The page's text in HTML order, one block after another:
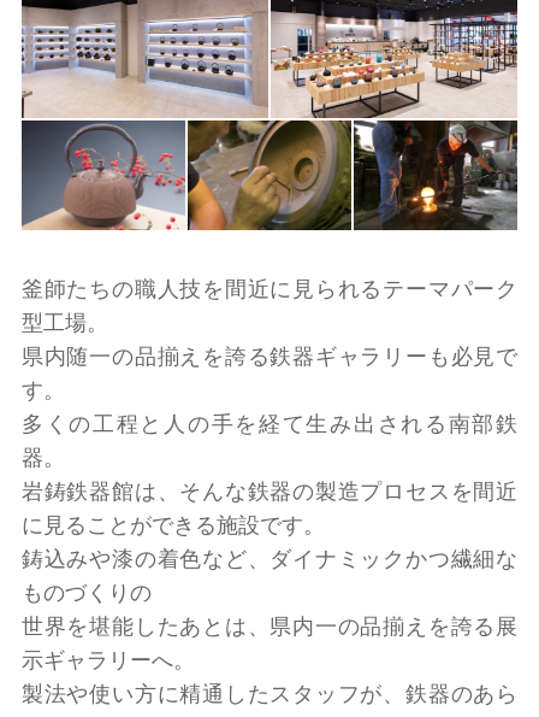
釜師たちの職人技を間近に見られるテーマパーク
型工場。
県内随一の品揃えを誇る鉄器ギャラリーも必見で
す。
多くの工程と人の手を経て生み出される南部鉄
器。
岩鋳鉄器館は、そんな鉄器の製造プロセスを間近
に見ることができる施設です。
鋳込みや漆の着色など、ダイナミックかつ繊細な
ものづくりの
世界を堪能したあとは、県内一の品揃えを誇る展
示ギャラリーへ。
製法や使い方に精通したスタッフが、鉄器のあら